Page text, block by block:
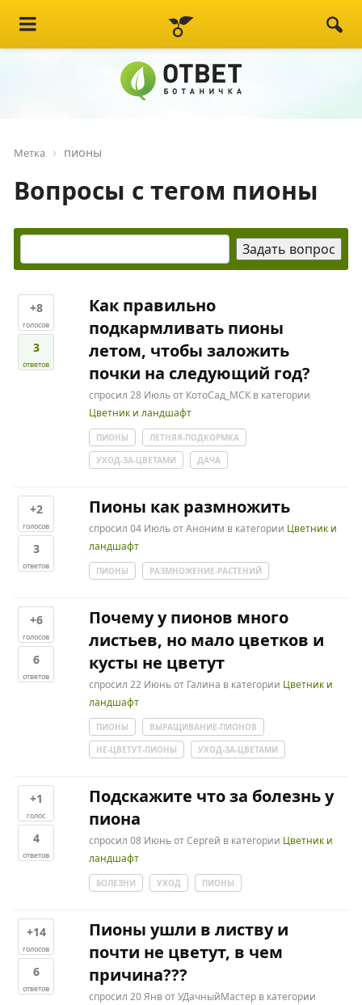
Метка пионы
Вопросы с тегом пионы
+8
голосов
3
ответов
Как правильно
подкармливать пионы
летом, чтобы заложить
почки на следующий год?
спросил 28 Июльот КотоСад_МСК в категории
Цветник и ландшафт
ПИОНЫ
ЛЕТНЯЯ-ПОДКОРМКА
УХОД-ЗА-ЦВЕТАМИ
ДАЧА
+2
голосов
3
ответов
Пионы как размножить
спросил 04 ИюльотАноним в категории Цветник и
ландшафт
ПИОНЫ РАЗМНОЖЕНИЕ-РАСТЕНИЙ
+6
голосов
6
ответов
Почему у пионов много
листьев, но мало цветков и
кусты не цветут
спросил 22 Июньот Галина в категории Цветник и
ландшафт
ПИОНЫ
ВЫРАЩИВАНИЕ-ПИОНОВ
НЕ-ЦВЕТУТ-ПИОНЫ
УХОД-ЗА-ЦВЕТАМИ
+1
голос
4
ответов
Подскажите что за болезнь у
пиона
спросил 08 ИюньотСергей в категории Цветник и
ландшафт
БОЛЕЗНИ УХОД ПИОНЫ
+14
голосов
6
ответов
Пионы ушли в листву и
почти не цветут, в чем
причина???
спросил 20 ЯнвотУДачныйМастер в категории